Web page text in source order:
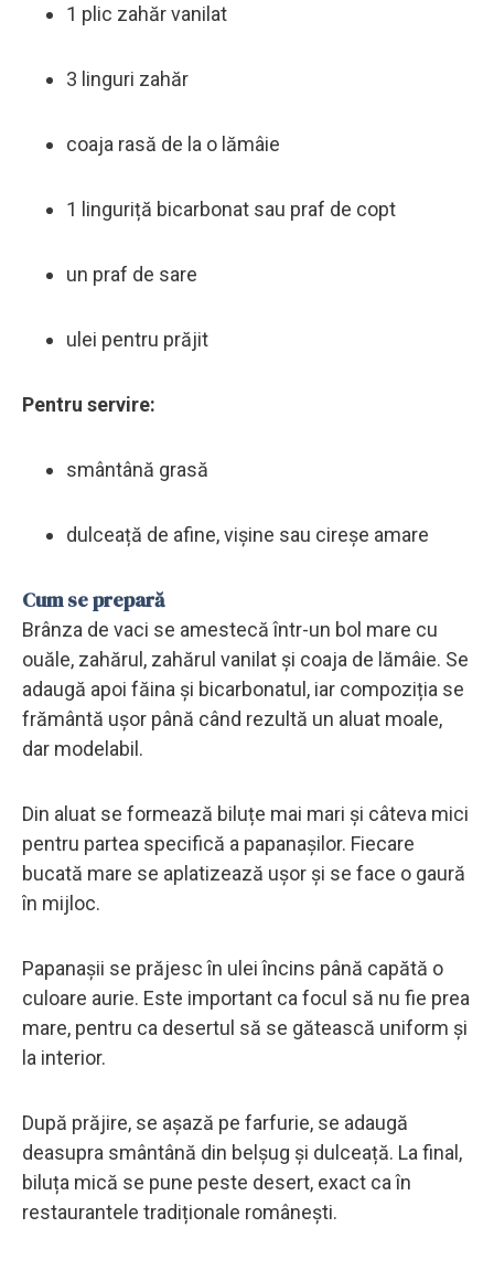
1 plic zahăr vanilat
3 linguri zahăr
coaja rasă de la o lămâie
1 linguriță bicarbonat sau praf de copt
un praf de sare
ulei pentru prăjit
Pentru servire:
smântână grasă
dulceață de afine, vișine sau cireșe amare
Cum se prepară
Brânza de vaci se amestecă într-un bol mare cu
ouăle, zahărul, zahărul vanilat și coaja de lămâie. Se
adaugă apoi făina și bicarbonatul, iar compoziția se
frământă ușor până când rezultă un aluat moale,
dar modelabil.
Din aluat se formează biluțe mai mari și câteva mici
pentru partea specifică a papanașilor. Fiecare
bucată mare se aplatizează ușor și se face o gaură
în mijloc.
Papanașii se prăjesc în ulei încins până capătă o
culoare aurie. Este important ca focul să nu fie prea
mare, pentru ca desertul să se gătească uniform și
la interior.
După prăjire, se așază pe farfurie, se adaugă
deasupra smântână din belșug și dulceață. La final,
biluța mică se pune peste desert, exact ca în
restaurantele tradiționale românești.